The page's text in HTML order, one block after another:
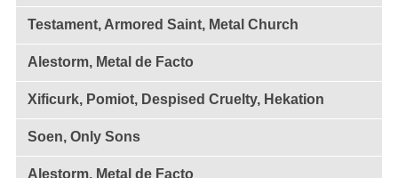
Testament, Armored Saint, Metal Church
Alestorm, Metal de Facto
Xificurk, Pomiot, Despised Cruelty, Hekation
Soen, Only Sons
Alestorm, Metal de Facto